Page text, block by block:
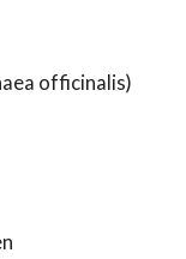
officinalis)